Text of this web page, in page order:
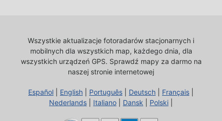
Wszystkie aktualizacje fotoradarów stacjonarnych i
mobilnych dla wszystkich map, każdego dnia, dla
wszystkich urządzeń GPS. Sprawdź mapy za darmo na
naszej stronie internetowej
Español English Português Deutsch Français
Nederlands
Italiano Dansk Polski